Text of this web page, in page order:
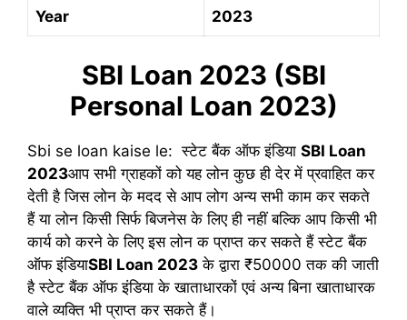
Year 2023
SBI Loan 2023 (SBI
Personal Loan 2023)
Sbi se loan kaise le: स्टेट बैंक ऑफ इंडिया SBI Loan
2023आप सभी ग्राहकों को यह लोन कुछ ही देर में प्रवाहित कर
देती है जिस लोन के मदद से आप लोग अन्य सभी काम कर सकते
हैं या लोन किसी सिर्फ बिजनेस के लिए ही नहीं बल्कि आप किसी भी
कार्य को करने के लिए इस लोन क प्राप्त कर सकते हैं स्टेट बैंक
ऑफ इंडियाSBI Loan 2023 के द्वारा ₹50000 तक की जाती
है स्टेट बैंक ऑफ इंडिया के खाताधारकों एवं अन्य बिना खाताधारक
वाले व्यक्ति भी प्राप्त कर सकते हैं।